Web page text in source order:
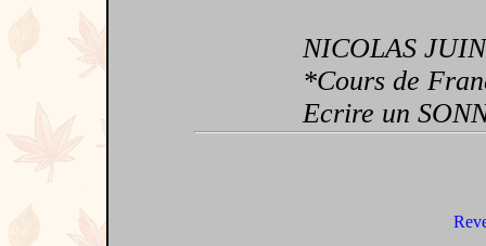
NICOLAS
*Cours de
Ecrire un